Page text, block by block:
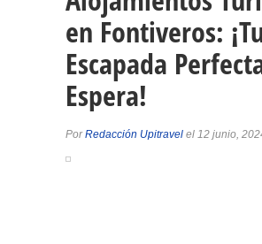
en Fontiveros:
Escapada
Espera!
PorRedacción Upitravel el 12 junio,